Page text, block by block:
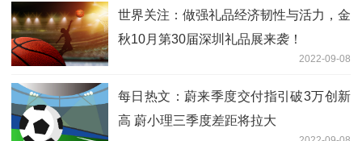
世界关注：做强礼品经济韧性与活力，金
秋10月第30届深圳礼品展来袭！
2022-09-08
每日热文：蔚来季度交付指引破3万创新
高 蔚小理三季度差距将拉大